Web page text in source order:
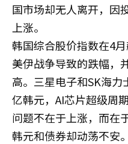
国市场却无人离开，因
上涨。
韩国综合股价指数在4
美伊战争导致的跌幅，
高。三星电子和SK海
亿韩元，AI芯片超级周
问题不在于上涨，而在
韩元和债券却动荡不安